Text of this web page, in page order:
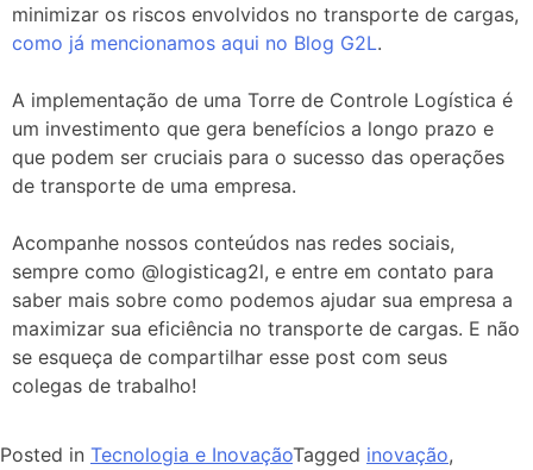
minimizar os riscos envolvidos no transporte de cargas,
como já mencionamos aqui no Blog G2L.
A implementação de uma Torre de Controle Logística é
um investimento que gera benefícios a longo prazo e
que podem ser cruciais para o sucesso das operações
de transporte de uma empresa.
Acompanhe nossos conteúdos nas redes sociais,
sempre como @logisticag2l, e entre em contato para
saber mais sobre como podemos ajudar sua empresa a
maximizar sua eficiência no transporte de cargas. E não
se esqueça de compartilhar esse post com seus
colegas de trabalho!
Posted in Tecnologia e InovaçãoTagged inovação,